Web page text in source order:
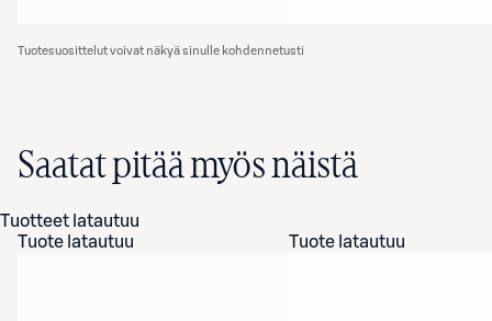
Tuotesuosittelut voivat näkyä sinulle kohdennetusti
Saatat pitää myös näistä
Tuotteet latautuu
Tuote latautuu
Tuote latautuu